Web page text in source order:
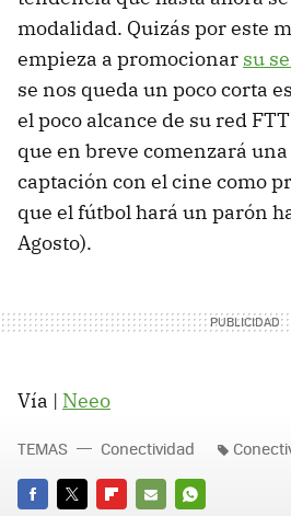
modalidad. Quizás por este
empieza a promocionar su
se nos queda un poco corta
el poco alcance de su red
que en breve comenzará
captación con el cine como
que el fútbol hará un parón
Agosto).
Vía | Neeo
TEMAS Conectividad